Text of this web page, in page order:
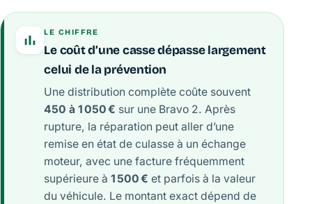
LE CHIFFRE
Le coût d’une casse dépasse largement
celui de la prévention
Une distribution complète coûte souvent
450 à 1 050 € sur une Bravo 2. Après
rupture, la réparation peut aller d’une
remise en état de culasse à un échange
moteur, avec une facture fréquemment
supérieure à1 500 € et parfois à la valeur
du véhicule. Le montant exact dépend de